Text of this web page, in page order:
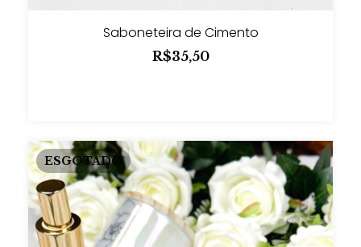
Saboneteira de Cimento
R$35,50
ESGOTADO